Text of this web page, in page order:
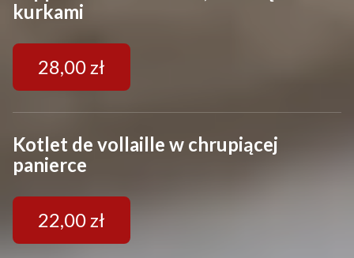
kurkami
28,00 zł
Kotlet de vollaille w chrupiącej
panierce
22,00 zł